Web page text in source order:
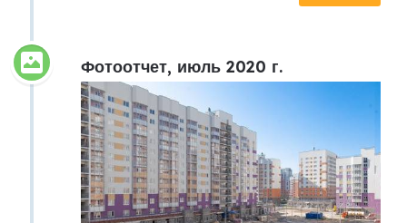
Фотоотчет, июль 2020 г.